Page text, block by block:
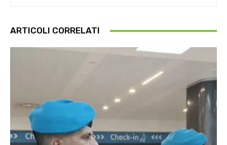
ARTICOLI CORRELATI